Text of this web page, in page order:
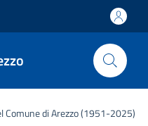
di Arezzo (1951-2025)